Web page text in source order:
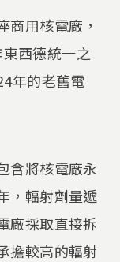
商用核電廠，
西德統一之
年的老舊電
含將核電廠永
，輻射劑量遞
廠採取直接拆
擔較高的輻射